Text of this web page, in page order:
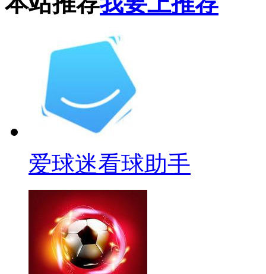
爱球迷看球助手